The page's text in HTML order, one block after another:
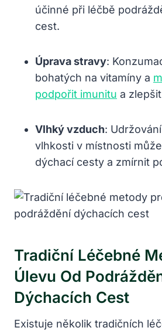
⁢účinné při léčbě
cest.
Úprava stravy:
bohatých na‌ vitamíny a
podpořit imunitu a
Vlhký vzduch:
vlhkosti v místnosti
dýchací cesty a⁢ zmírnit
Tradiční Léčebné‌
Úlevu Od
Dýchacích Cest
Existuje několik tradičních